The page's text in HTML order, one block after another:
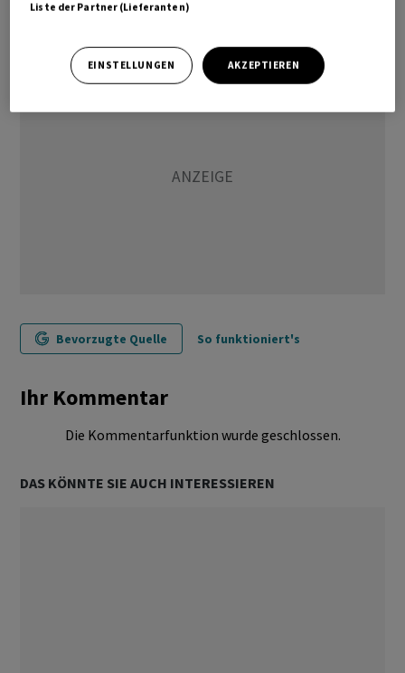
Bevorzugte Quelle So funktioniert's
Ihr Kommentar
Die Kommentarfunktion wurde geschlossen.
DAS KÖNNTE SIE AUCH INTERESSIEREN
Liste der Partner (Lieferanten)
EINSTELLUNGEN AKZEPTIEREN